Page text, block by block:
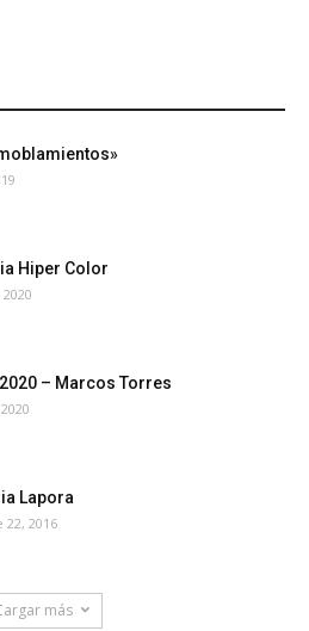
Hiper Color
– Marcos Torres
Lapora
2016
más